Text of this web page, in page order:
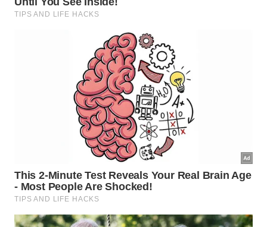
manutenção do banheiro. Conhecer esses
o desgaste desnecessário dos materiais de vidro
instalados na sua área debanhoerelaxamento